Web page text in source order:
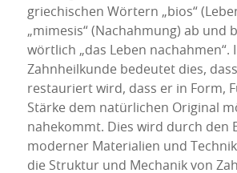
griechischen Wörtern „bios“
„mimesis“ (Nachahmung) ab und
wörtlich „das Leben nachahmen“.
Zahnheilkunde bedeutet dies,
restauriert wird, dass er in Form,
Stärke dem natürlichen Original
nahekommt. Dies wird durch den
moderner Materialien und
die Struktur und Mechanik von